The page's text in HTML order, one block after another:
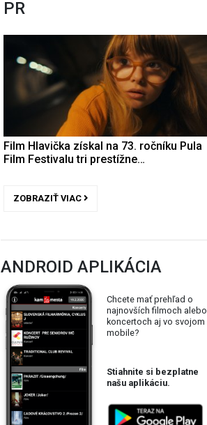
PR
Film Hlavička získal na 73. ročníku Pula
Film Festivalu tri prestížne…
ZOBRAZIŤ VIAC
ANDROID APLIKÁCIA
Chcete mať prehľad o
najnovších filmoch alebo
koncertoch aj vo svojom
mobile?
Stiahnite si bezplatne
našu aplikáciu.